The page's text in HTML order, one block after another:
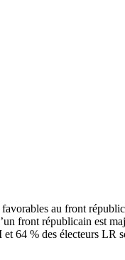
front républicain est
64 % des électeurs LR